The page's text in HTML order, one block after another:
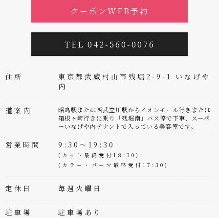
クーポンWEB予約
TEL 042-560-0076
住所
東京都武蔵村山市残堀2-9-1 いなげや
内
道案内
昭島駅または西武立川駅からイオンモール行きまたは
箱根ヶ崎行きに乗り「残堀南」バス停で下車、スーパ
ーいなげや内テナントで入っている美容室です。
営業時間 9:30～19:30
(カット最終受付18:30)
(カラー・パーマ最終受付17:30)
定休日 毎週火曜日
駐車場 駐車場あり